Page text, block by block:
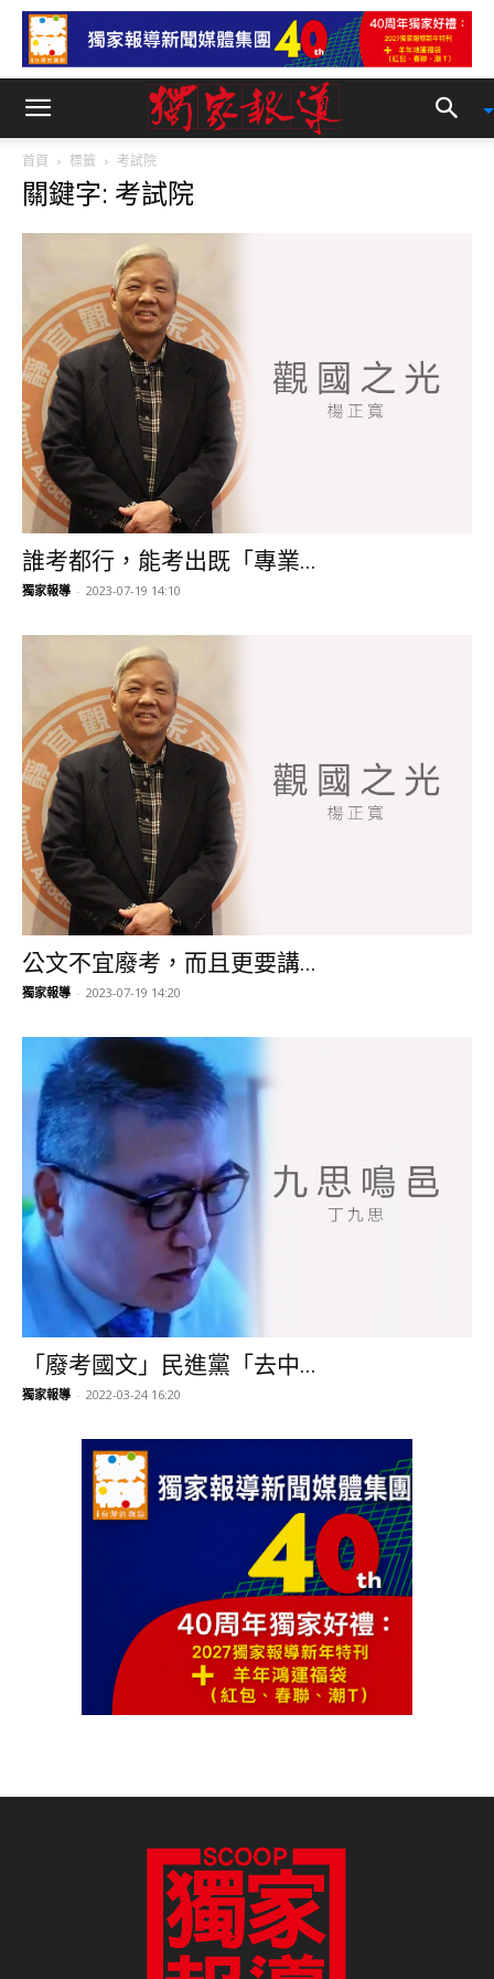
首頁 標籤 考試院
關鍵字: 考試院
誰考都行，能考出既「專業...
獨家報導 - 2023-07-19 14:10
公文不宜廢考，而且更要講...
獨家報導 - 2023-07-19 14:20
「廢考國文」民進黨「去中...
獨家報導 - 2022-03-24 16:20